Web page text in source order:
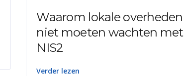
Waarom lokale overheden
niet moeten wachten met
NIS2
Verder lezen